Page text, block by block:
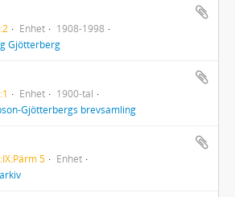
Enhet
1908-1998
Gjötterberg
Enhet
1900-tal
Gjötterbergs brevsamling
5
Enhet